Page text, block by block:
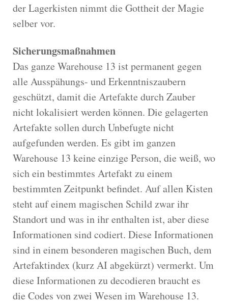
der Lagerkisten nimmt die Gottheit der Magie
selber vor.
Sicherungsmaßnahmen
Das ganze Warehouse 13 ist permanent gegen
alle Ausspähungs- und Erkenntniszaubern
geschützt, damit die Artefakte durch Zauber
nicht lokalisiert werden können. Die gelagerten
Artefakte sollen durch Unbefugte nicht
aufgefunden werden. Es gibt im ganzen
Warehouse 13 keine einzige Person, die weiß, wo
sich ein bestimmtes Artefakt zu einem
bestimmten Zeitpunkt befindet. Auf allen Kisten
steht auf einem magischen Schild zwar ihr
Standort und was in ihr enthalten ist, aber diese
Informationen sind codiert. Diese Informationen
sind in einem besonderen magischen Buch, dem
Artefaktindex (kurz AI abgekürzt) vermerkt. Um
diese Informationen zu decodieren braucht es
die Codes von zwei Wesen im Warehouse 13.